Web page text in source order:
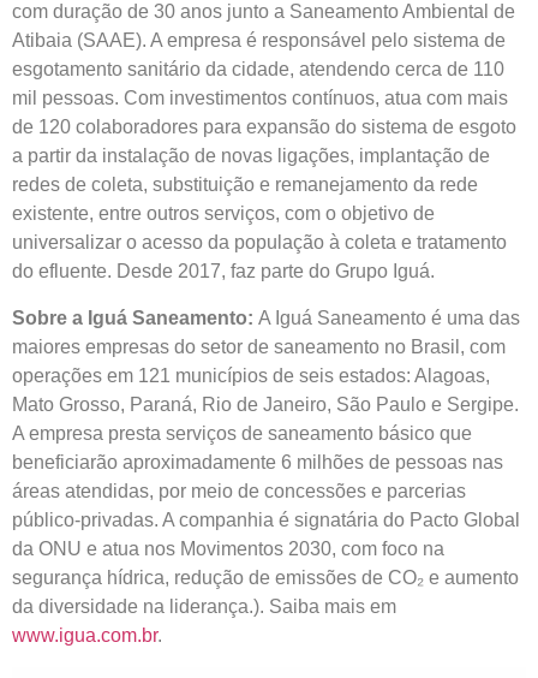
com duração de 30 anos junto a Saneamento Ambiental de
Atibaia (SAAE). A empresa é responsável pelo sistema de
esgotamento sanitário da cidade, atendendo cerca de 110
mil pessoas. Com investimentos contínuos, atua com mais
de 120 colaboradores para expansão do sistema de esgoto
a partir da instalação de novas ligações, implantação de
redes de coleta, substituição e remanejamento da rede
existente, entre outros serviços, com o objetivo de
universalizar o acesso da população à coleta e tratamento
do efluente. Desde 2017, faz parte do Grupo Iguá.
Sobre a Iguá Saneamento: A Iguá Saneamento é uma das
maiores empresas do setor de saneamento no Brasil, com
operações em 121 municípios de seis estados: Alagoas,
Mato Grosso, Paraná, Rio de Janeiro, São Paulo e Sergipe.
A empresa presta serviços de saneamento básico que
beneficiarão aproximadamente 6 milhões de pessoas nas
áreas atendidas, por meio de concessões e parcerias
público-privadas. A companhia é signatária do Pacto Global
da ONU e atua nos Movimentos 2030, com foco na
segurança hídrica, redução de emissões de CO₂ e aumento
da diversidade na liderança.). Saiba mais em
www.igua.com.br.